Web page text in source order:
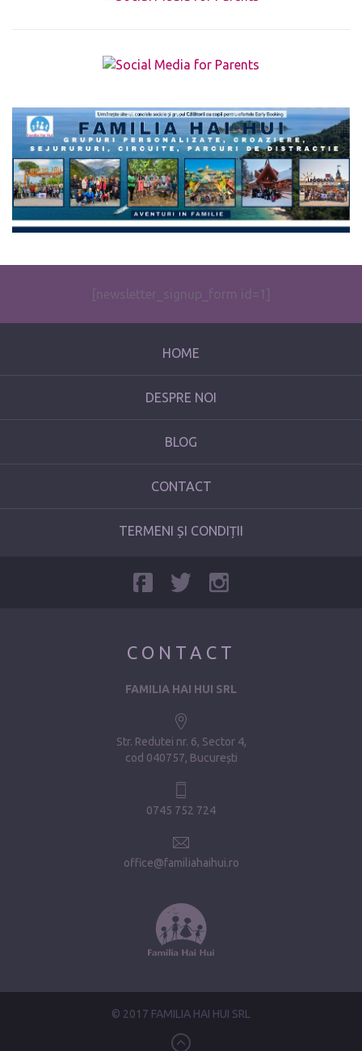
The form you have selected does not exist.
[newsletter_signup_form id=1]
HOME
DESPRE NOI
BLOG
CONTACT
TERMENI ȘI CONDIȚII
CONTACT
FAMILIA HAI HUI SRL
Str. Redutei nr. 6, Sector 4
cod 040757, București
0745 752 724
office@familiahaihui.ro
© 2017 FAMILIA HAI HUI SRL